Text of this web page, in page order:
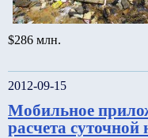
$286 млн.
2012-09-15
Мобильное
расчета